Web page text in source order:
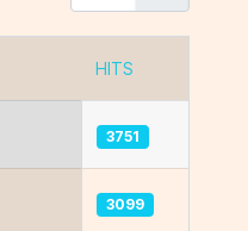
HITS
3751
3099